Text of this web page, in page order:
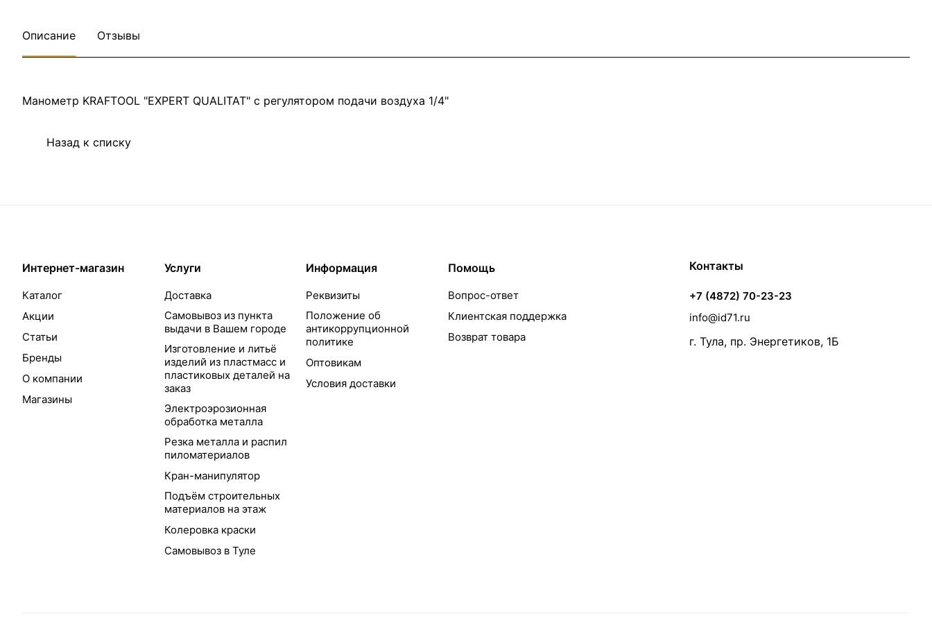
Описание Отзывы
Манометр KRAFTOOL "EXPERT QUALITAT" с регулятором подачи воздуха 1/4"
Назад к списку
Интернет-магазин
Каталог
Акции
Статьи
Бренды
О компании
Магазины
Услуги
Доставка
Самовывоз из пункта
выдачи в Вашем городе
Изготовление и литьё
изделий из пластмасс и
пластиковых деталей на
заказ
Электроэрозионная
обработка металла
Резка металла и распил
пиломатериалов
Кран-манипулятор
Подъём строительных
материалов на этаж
Колеровка краски
Самовывоз в Туле
Информация
Реквизиты
Положение об
антикоррупционной
политике
Оптовикам
Условия доставки
Помощь
Вопрос-ответ
Клиентская поддержка
Возврат товара
Контакты
+7 (4872) 70-23-23
info@id71.ru
г. Тула, пр. Энергетиков, 1Б